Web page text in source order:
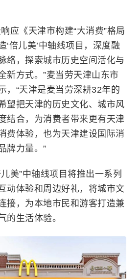
应《天津市构建“大消费”格局
‘倍儿美’中轴线项目，深度融
络，探索城市历史空间活化与
新方式。”麦当劳天津山东市
，“天津是麦当劳深耕32年的
望把天津的历史文化、城市风
结合，为消费者带来更有天津
费体验，也为天津建设国际消
牌力量。”
美”中轴线项目将推出一系列
动体验和周边好礼，将城市文
接，为本地市民和游客打造兼
的生活体验。